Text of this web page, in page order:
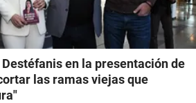
en la presentación de
las ramas viejas que